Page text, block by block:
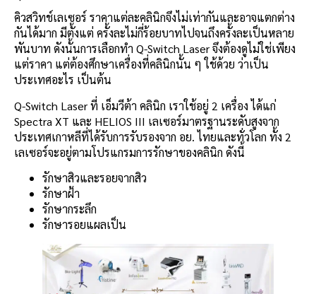
คิวสวิทช์เลเซอร์ ราคาแต่ละคลินิกจึงไม่เท่ากันและอาจแตกต่าง
กันได้มาก มีตั้งแต่ ครั้งละไม่กี่ร้อยบาทไปจนถึงครั้งละเป็นหลาย
พันบาท ดังนั้นการเลือกทำ Q-Switch Laser จึงต้องดูไม่ใช่เพียง
แต่ราคา แต่ต้องศึกษาเครื่องที่คลินิกนั้น ๆ ใช้ด้วย ว่าเป็น
ประเทศอะไร เป็นต้น
Q-Switch Laser ที่ เอ็มวีต้า คลินิก เราใช้อยู่ 2 เครื่อง ได้แก่
Spectra XT และ HELIOS III เลเซอร์มาตรฐานระดับสูงจาก
ประเทศเกาหลีที่ได้รับการรับรองจาก อย. ไทยและทั่วโลก ทั้ง 2
เลเซอร์จะอยู่ตามโปรแกรมการรักษาของคลินิก ดังนี้
รักษาสิวและรอยจากสิว
รักษาฝ้า
รักษากระลึก
รักษารอยแผลเป็น